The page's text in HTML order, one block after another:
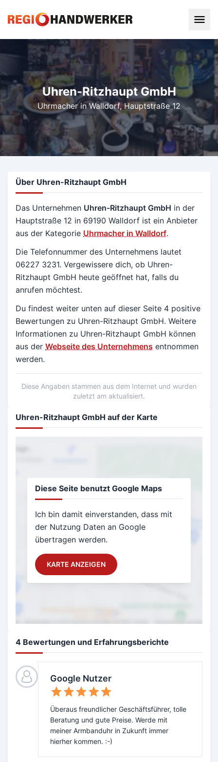
Uhren-Ritzhaupt GmbH
Uhrmacher in Walldorf, Hauptstraße 12
Über Uhren-Ritzhaupt GmbH
Das Unternehmen Uhren-Ritzhaupt GmbH in der
Hauptstraße 12 in 69190 Walldorf ist ein Anbieter
aus der Kategorie Uhrmacher in Walldorf.
Die Telefonnummer des Unternehmens lautet
06227 3231. Vergewissere dich, ob Uhren-
Ritzhaupt GmbH heute geöffnet hat, falls du
anrufen möchtest.
Du findest weiter unten auf dieser Seite 4 positive
Bewertungen zu Uhren-Ritzhaupt GmbH. Weitere
Informationen zu Uhren-Ritzhaupt GmbH können
aus der Webseite des Unternehmens entnommen
werden.
Diese Angaben stammen aus dem Internet und wurden
zuletzt am aktualisiert.
Uhren-Ritzhaupt GmbH auf der Karte
Diese Seite benutzt Google Maps
Ich bin damit einverstanden, dass mit
der Nutzung Daten an Google
übertragen werden.
KARTE ANZEIGEN
4 Bewertungen und Erfahrungsberichte
Google Nutzer
Überaus freundlicher Geschäftsführer, tolle
Beratung und gute Preise. Werde mit
meiner Armbanduhr in Zukunft immer
hierher kommen. :-)